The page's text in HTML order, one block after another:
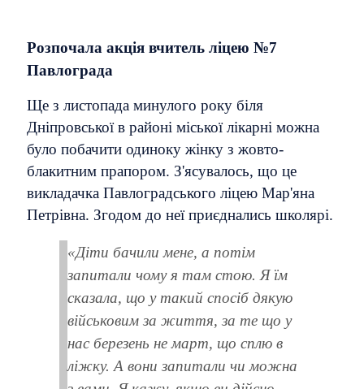
Розпочала акція вчитель ліцею №7
Павлограда
Ще з листопада минулого року біля
Дніпровської в районі міської лікарні можна
було побачити одиноку жінку з жовто-
блакитним прапором. З'ясувалось, що це
викладачка Павлоградського ліцею Мар'яна
Петрівна. Згодом до неї приєднались школярі.
«Діти бачили мене, а потім
запитали чому я там стою. Я їм
сказала, що у такий спосіб дякую
військовим за життя, за те що у
нас березень не март, що сплю в
ліжку. А вони запитали чи можна